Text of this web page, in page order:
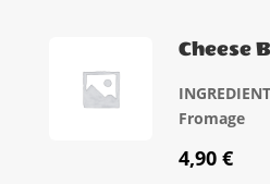
Cheese
Fromage
4,90 €